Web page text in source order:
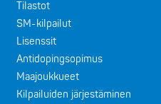
Tilastot
SM-kilpailut
Lisenssit
Antidopingsopimus
Maajoukkueet
Kilpailuiden järjestäminen